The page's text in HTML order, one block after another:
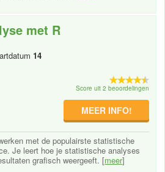
met R
14
Score uit 2 beoordelingen
MEER INFO!
met de populairste statistische
Je leert hoe je statistische analyses
grafisch weergeeft. [meer]